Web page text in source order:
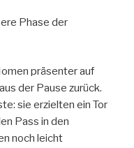
Phase der
präsenter auf
der Pause zurück.
sie erzielten ein Tor
Pass in den
noch leicht